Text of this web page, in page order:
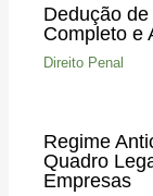
Dedução
Completo e
Direito Penal
Regime
Quadro
Empresas